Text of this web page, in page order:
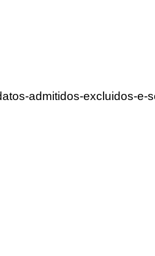
admitidos-excluidos-e-